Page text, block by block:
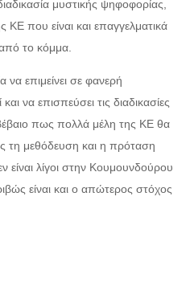
μυστικής ψηφοφορίας,
ΚΕ που είναι και επαγγελματικά
το κόμμα.
επιμείνει σε φανερή
να επισπεύσει τις διαδικασίες
πως πολλά μέλη της ΚΕ θα
τη μεθόδευση και η πρόταση
είναι λίγοι στην Κουμουνδούρου
είναι και ο απώτερος στόχος